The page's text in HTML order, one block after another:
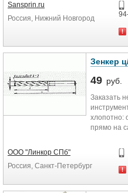
Sansprin.ru
Россия, Нижний Новгород
Зенкер
49 руб.
Заказать
хлопотно:
прямо на
оплаты и
для вас, а
ООО "Линкор СПб"
Россия, Санкт-Петербург